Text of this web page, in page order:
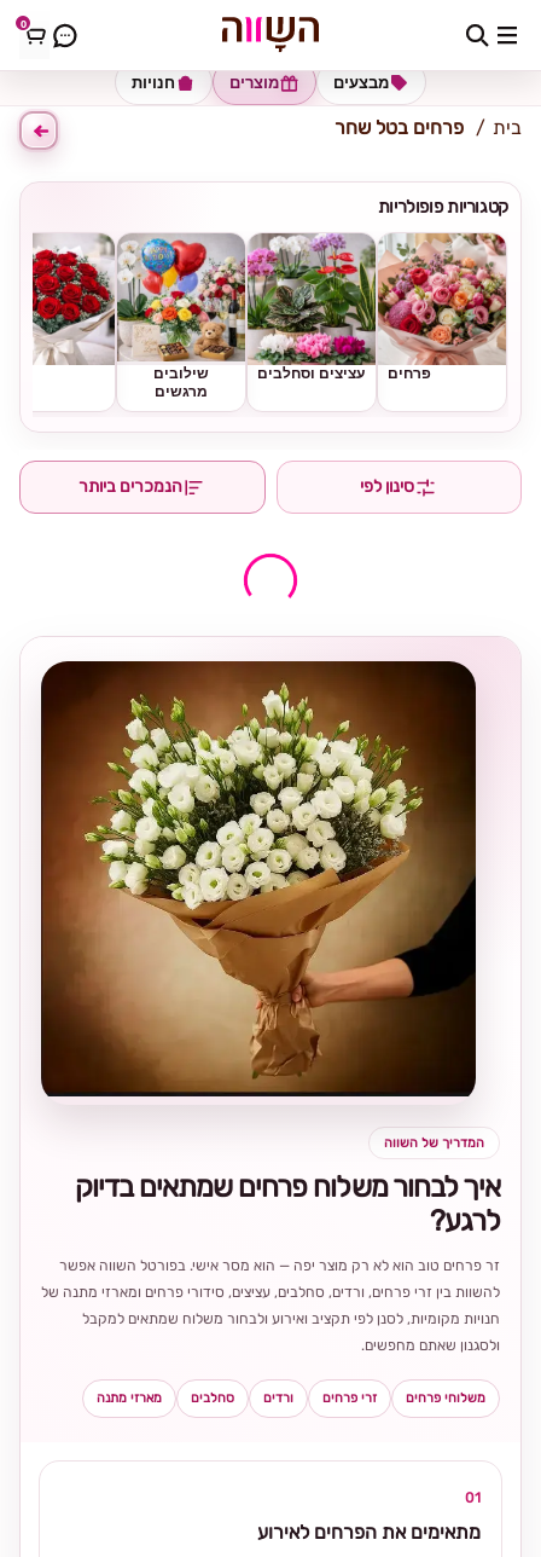
0 כתובת למשלוח הזינו כתובת
חנויות מוצרים מבצעים
בית פרחים בטל שחר
קטגוריות פופולריות
פרחים עציצים וסחלבים
שילובים
מרגשים
סינון לפי הנמכרים ביותר
המדריך של השווה
איך לבחור משלוח פרחים שמתאים בדיוק
לרגע?
זר פרחים טוב הוא לא רק מוצר יפה — הוא מסר אישי. בפורטל השווה אפשר
להשוות בין זרי פרחים, ורדים, סחלבים, עציצים, סידורי פרחים ומארזי מתנה של
חנויות מקומיות, לסנן לפי תקציב ואירוע ולבחור משלוח שמתאים למקבל
ולסגנון שאתם מחפשים.
משלוחי פרחים זרי פרחים ורדים סחלבים מארזי מתנה
01
מתאימים את הפרחים לאירוע